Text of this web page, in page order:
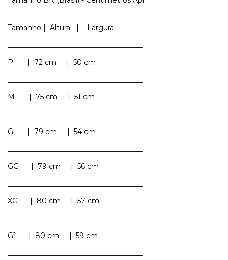
Tamanho | Altura | Largura
P | 72 cm | 50 cm
M | 75 cm | 51 cm
G | 79 cm | 54 cm
GG | 79 cm | 56 cm
XG | 80 cm | 57 cm
G1 | 80 cm | 59 cm